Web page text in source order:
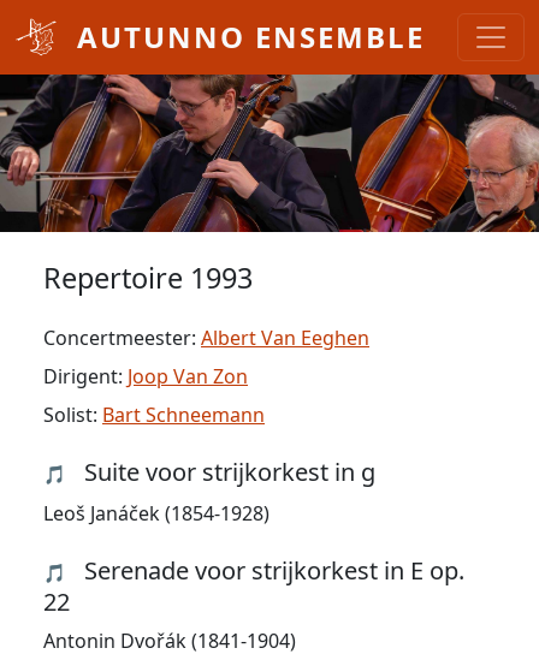
Overslaan en naar de inhoud gaan
AUTUNNO ENSEMBLE
Repertoire 1993
Concertmeester: Albert Van Eeghen
Dirigent: Joop Van Zon
Solist: Bart Schneemann
🎵 Suite voor strijkorkest in g
Leoš Janáček (1854-1928)
🎵
Serenade voor strijkorkest in E op.
22
Antonin Dvořák (1841-1904)